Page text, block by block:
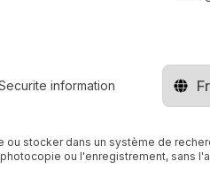
information
ou stocker dans un système de
ou l'enregistrement, sans